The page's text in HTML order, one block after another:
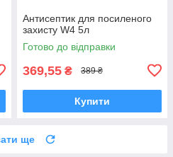
Антисептик для посиленого
захисту W4 5л
Готово до відправки
369,55 ₴ 389 ₴
Купити
ще